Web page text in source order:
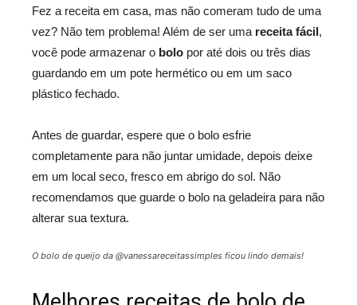
Fez a receita em casa, mas não comeram tudo de uma
vez? Não tem problema! Além de ser uma receita fácil,
você pode armazenar o bolo por até dois ou três dias
guardando em um pote hermético ou em um saco
plástico fechado.
Antes de guardar, espere que o bolo esfrie
completamente para não juntar umidade, depois deixe
em um local seco, fresco em abrigo do sol. Não
recomendamos que guarde o bolo na geladeira para não
alterar sua textura.
O bolo de queijo da @vanessareceitassimples ficou lindo demais!